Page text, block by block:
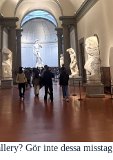
Gör inte dessa misstag